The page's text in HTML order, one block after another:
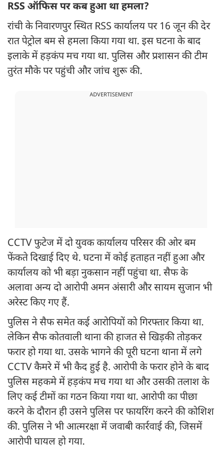
RSS ऑफिस पर कब हुआ था हमला?
रांची के निवारणपुर स्थित RSS कार्यालय पर 16 जून की देर
रात पेट्रोल बम से हमला किया गया था. इस घटना के बाद
इलाके में हड़कंप मच गया था. पुलिस और प्रशासन की टीम
तुरंत मौके पर पहुंची और जांच शुरू की.
ADVERTISEMENT
CCTV फुटेज में दो युवक कार्यालय परिसर की ओर बम
फेंकते दिखाई दिए थे. घटना में कोई हताहत नहीं हुआ और
कार्यालय को भी बड़ा नुकसान नहीं पहुंचा था. सैफ के
अलावा अन्य दो आरोपी अमन अंसारी और सायम सुजान भी
अरेस्ट किए गए हैं.
पुलिस ने सैफ समेत कई आरोपियों को गिरफ्तार किया था.
लेकिन सैफ कोतवाली थाना की हाजत से खिड़की तोड़कर
फरार हो गया था. उसके भागने की पूरी घटना थाना में लगे
CCTV कैमरे में भी कैद हुई है. आरोपी के फरार होने के बाद
पुलिस महकमे में हड़कंप मच गया था और उसकी तलाश के
लिए कई टीमों का गठन किया गया था. आरोपी का पीछा
करने के दौरान ही उसने पुलिस पर फायरिंग करने की कोशिश
की. पुलिस ने भी आत्मरक्षा में जवाबी कार्रवाई की, जिसमें
आरोपी घायल हो गया.